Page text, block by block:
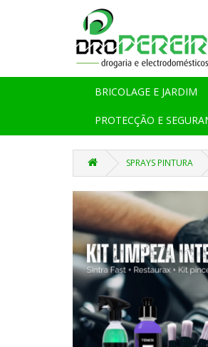
BRICOLAGE E JARDIM
PROTECÇÃO E
SPRAYS PINTURA